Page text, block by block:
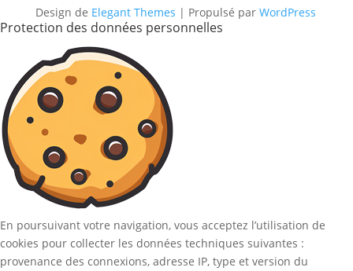
Design de Elegant Themes | Propulsé par WordPress
Protection des données personnelles
En poursuivant votre navigation, vous acceptez l’utilisation de
cookies pour collecter les données techniques suivantes :
provenance des connexions, adresse IP, type et version du